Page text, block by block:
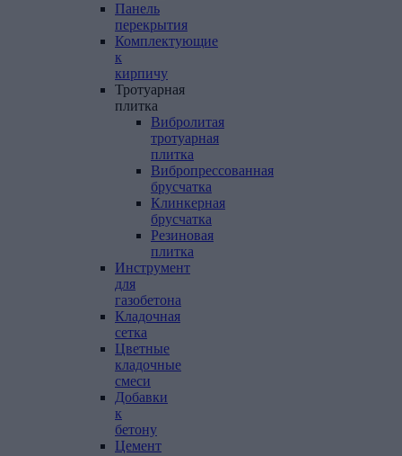
Панель
перекрытия
Комплектующие
к
кирпичу
Тротуарная
плитка
Вибролитая
тротуарная
плитка
Вибропрессованная
брусчатка
Клинкерная
брусчатка
Резиновая
плитка
Инструмент
для
газобетона
Кладочная
сетка
Цветные
кладочные
смеси
Добавки
к
бетону
Цемент